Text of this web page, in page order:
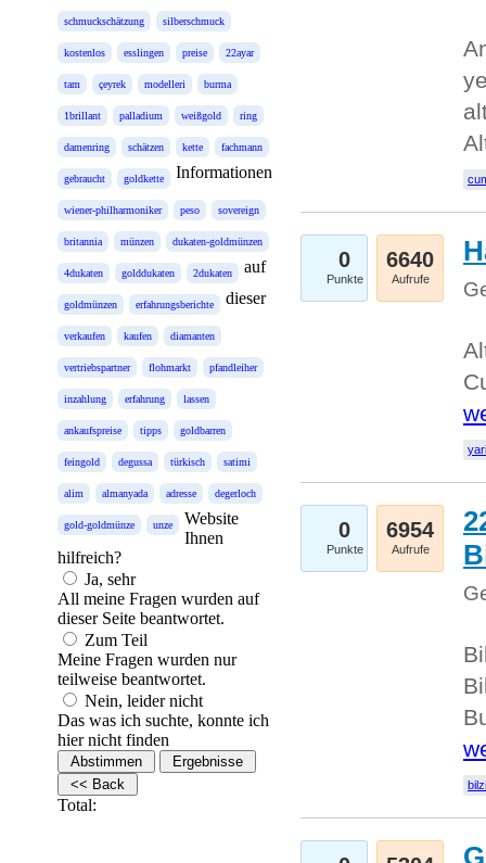
schmuckschätzung silberschmuck
kostenlos esslingen preise 22ayar
tam çeyrek modelleri burma
1brillant palladium weißgold ring
damenring schätzen kette fachmann
gebraucht goldkette
wiener-philharmoniker peso sovereign
britannia münzen dukaten-goldmünzen
4dukaten golddukaten 2dukaten
goldmünzen erfahrungsberichte
verkaufen kaufen diamanten
vertriebspartner flohmarkt pfandleiher
inzahlung erfahrung lassen
ankaufspreise tipps goldbarren
feingold degussa türkisch satimi
alim almanyada adresse degerloch
gold-goldmünze unze
Informationen
auf
dieser
Website
Ihnen
hilfreich?
Ja, sehr
All meine Fragen wurden auf
dieser Seite beantwortet.
Zum Teil
Meine Fragen wurden nur
teilweise beantwortet.
Nein, leider nicht
Das was ich suchte, konnte ich
hier nicht finden
Total:
0
Punkte
6640
Aufrufe
0
Punkte
6954
Aufrufe